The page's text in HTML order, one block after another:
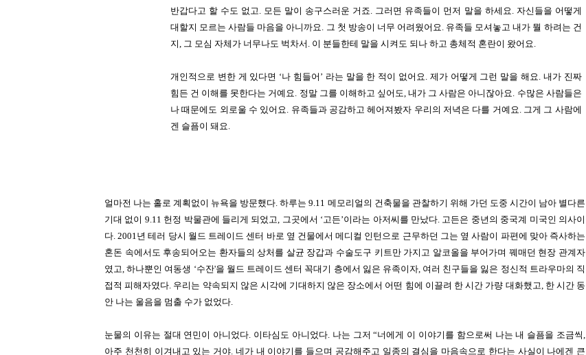
반갑다고 할 수도 없고. 모든 말이 송구스러운 거죠. 그러면 유족들이 먼저 말을 하세요. 자신들을 어떻게
대할지 모르는 사람들 마음을 아니까요. 그 첫 방송이 너무 어려웠어요. 유족들 모셔놓고 내가 뭘 하려는 건
지, 그 모심 자체가 너무나도 벅차서. 이 분들한테 말을 시켜도 되나 하고 총체적 혼란이 왔어요.
개인적으로 변한 게 있다면 ‘나 힘들어’ 라는 말을 한 적이 없어요. 제가 어떻게 그런 말을 해요. 내가 진짜
힘든 건 이해를 못한다는 거예요. 정말 그를 이해하고 싶어도, 내가 그 사람은 아니잖아요. 수많은 사람들은
나 때문에도 외로울 수 있어요. 유족들과 공감하고 헤어져봤자 우리의 저녁은 다를 거예요. 그게 그 사람에
겐 슬픔이 돼요.
얼마전 나는 홀로 계획없이 뉴욕을 방문했다. 하루는 9.11 메모리얼의 건축물을 관찰하기 위해 가던 도중 시간이 남아 별다른
기대 없이 9.11 헌정 박물관에 들리게 되었고, 그곳에서 ‘고든’이라는 아저씨를 만났다. 고든은 중년의 중국계 미국인 의사이
다. 2001년 테러 당시 월드 트레이드 센터 바로 옆 건물에서 메디컬 인턴으로 근무하던 그는 옆 사람이 파편에 맞아 즉사하는
혼돈 속에서도 후송되어오는 환자들의 상처를 살균 장갑과 수술도구 키트만 가지고 알코올을 부어가며 꿰매던 현장 관계자
였고, 하나뿐인 여동생 ‘수잔'을 월드 트레이드 센터 꼭대기 층에서 잃은 유족이자, 여러 친구들을 잃은 정신적 트라우마의 직
접적 피해자였다. 우리는 약속되지 않은 시각에 기대하지 않은 장소에서 어떤 힘에 이끌려 한 시간 가량 대화했고, 한 시간 동
안 나는 울음을 멈출 수가 없었다.
눈물의 이유는 절대 연민이 아니었다. 이타심도 아니었다. 나는 그저 “너에게 이 이야기를 함으로써 나는 내 슬픔을 조금씩,
아주 천천히 이겨내고 있는 거야. 네가 내 이야기를 들으며 공감해주고 일종의 결심을 마음속으로 한다는 사실이 나에겐 큰